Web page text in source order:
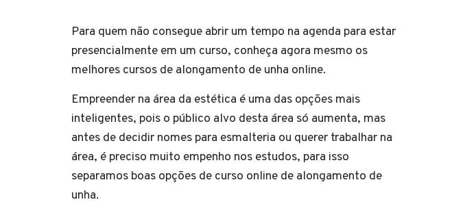
Para quem não consegue abrir um tempo na agenda para estar
presencialmente em um curso, conheça agora mesmo os
melhores cursos de alongamento de unha online.
Empreender na área da estética é uma das opções mais
inteligentes, pois o público alvo desta área só aumenta, mas
antes de decidir nomes para esmalteria ou querer trabalhar na
área, é preciso muito empenho nos estudos, para isso
separamos boas opções de curso online de alongamento de
unha.